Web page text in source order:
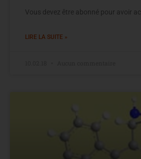
Vous devez être abonné pour avoir
LIRE LA SUITE »